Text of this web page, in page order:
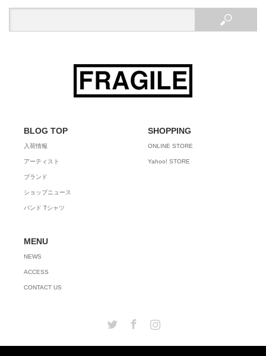
BLOG TOP
入荷情報
アーティスト
ブランド
ショップニュース
バンド Tシャツ
SHOPPING
ONLINE STORE
Yahoo! STORE
MENU
NEWS
ACCESS
CONTACT US
Twitter Facebook